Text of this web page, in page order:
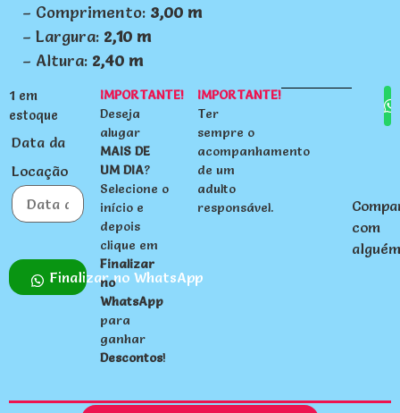
– Comprimento: 3,00 m
– Largura: 2,10 m
– Altura: 2,40 m
1 em
estoque
Data da
Locação
Data da Locação
2026
seg ter quaquisex sabdom
31 1
7 8 9
Finalizar no WhatsApp
IMPORTANTE!
Deseja
alugar
MAIS DE
UM DIA?
Selecione o
início e
depois
clique em
Finalizar
no
WhatsApp
para
ganhar
Descontos!
IMPORTANTE!
Ter
sempre o
acompanhamento
de um
adulto
responsável.
com